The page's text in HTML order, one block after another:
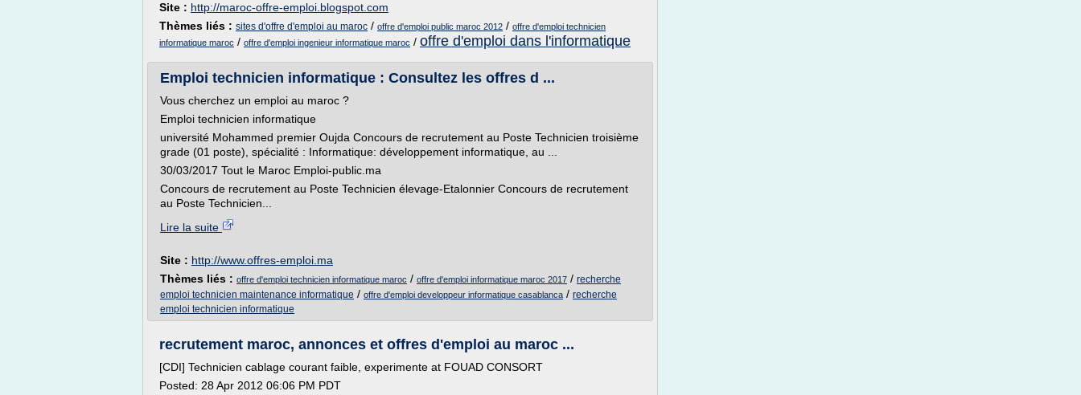
Site : http://maroc-offre-emploi.blogspot.com
Thèmes liés : sites d'offre d'emploi au maroc / offre d'emploi public maroc 2012 / offre d'emploi technicien
informatique maroc / offre d'emploi ingenieur informatique maroc / offre d'emploi dans l'informatique
Emploi technicien informatique : Consultez les offres d ...
Vous cherchez un emploi au maroc ?
Emploi technicien informatique
université Mohammed premier Oujda Concours de recrutement au Poste Technicien troisième
grade (01 poste), spécialité : Informatique: développement informatique, au ...
30/03/2017 Tout le Maroc Emploi-public.ma
Concours de recrutement au Poste Technicien élevage-Etalonnier Concours de recrutement
au Poste Technicien...
Lire la suite
Site : http://www.offres-emploi.ma
Thèmes liés : offre d'emploi technicien informatique maroc / offre d'emploi informatique maroc 2017 / recherche
emploi technicien maintenance informatique / offre d'emploi developpeur informatique casablanca / recherche
emploi technicien informatique
recrutement maroc, annonces et offres d'emploi au maroc ...
[CDI] Technicien cablage courant faible, experimente at FOUAD CONSORT
Posted: 28 Apr 2012 06:06 PM PDT